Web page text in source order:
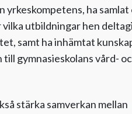
ha samlat
utbildningar hen
samt ha inhämtat
gymnasieskolans vård-
stärka samverkan mellan